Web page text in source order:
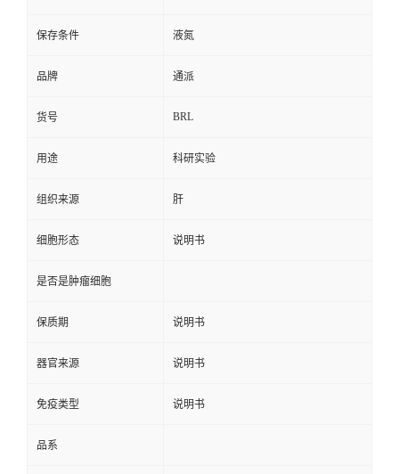
保存条件 液氮
品牌 通派
货号 BRL
用途 科研实验
组织来源 肝
细胞形态 说明书
是否是肿瘤细胞
保质期 说明书
器官来源 说明书
免疫类型 说明书
品系